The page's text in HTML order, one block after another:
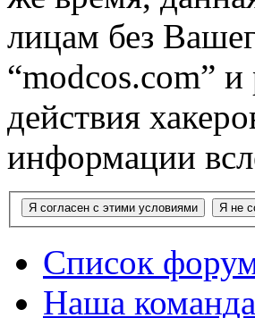
лицам без
“modcos.com” и
действия
информации
Список
Наша команда